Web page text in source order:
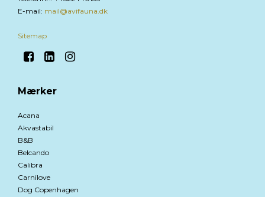
E-mail: mail@avifauna.dk
Sitemap
Mærker
Acana
Akvastabil
B&B
Belcando
Calibra
Carnilove
Dog Copenhagen